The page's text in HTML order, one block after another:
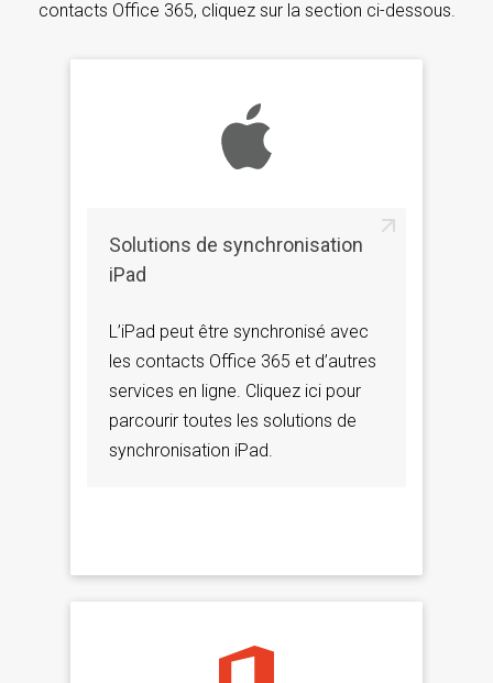
contacts Office 365, cliquez sur la section ci-dessous.
Solutions de synchronisation
iPad
L’iPad peut être synchronisé avec
les contacts Office 365 et d’autres
services en ligne. Cliquez ici pour
parcourir toutes les solutions de
synchronisation iPad.